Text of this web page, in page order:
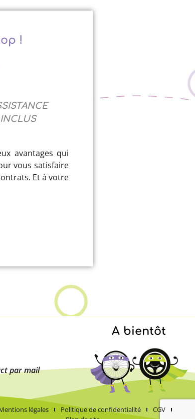
!
avantages qui
vous satisfaire
Et à votre
par mail
A bientôt
légales Politique de confidentialité
CGV